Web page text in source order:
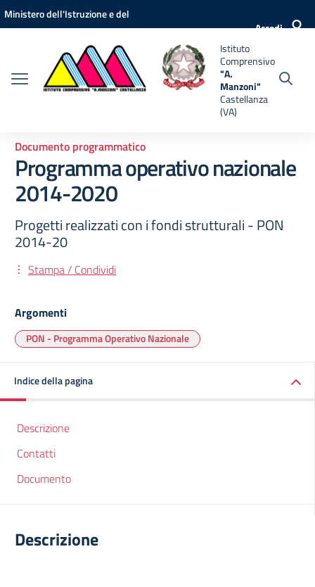
Vai ai contenuti
Vai al menu di navigazione
Vai al footer
Ministero dell'Istruzione e del
Accedi
Istituto
Comprensivo
"A.
Manzoni"
Castellanza
(VA)
Documento programmatico
Programma operativo nazionale
2014-2020
Progetti realizzati con i fondi strutturali - PON
2014-20
Stampa / Condividi
Argomenti
PON - Programma Operativo Nazionale
Indice della pagina
Descrizione
Contatti
Documento
Descrizione